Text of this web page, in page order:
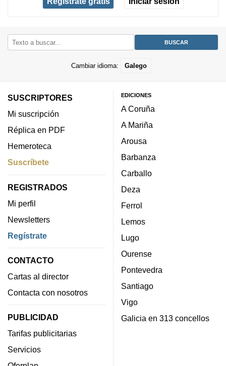
Cambiar idioma: Galego
SUSCRIPTORES
Mi suscripción
Réplica en PDF
Hemeroteca
Suscríbete
REGISTRADOS
Mi perfil
Newsletters
Regístrate
CONTACTO
Cartas al director
Contacta con nosotros
PUBLICIDAD
Tarifas publicitarias
Servicios
EDICIONES
A Coruña
A Mariña
Arousa
Barbanza
Carballo
Deza
Ferrol
Lemos
Lugo
Ourense
Pontevedra
Santiago
Vigo
Galicia en 313 concellos